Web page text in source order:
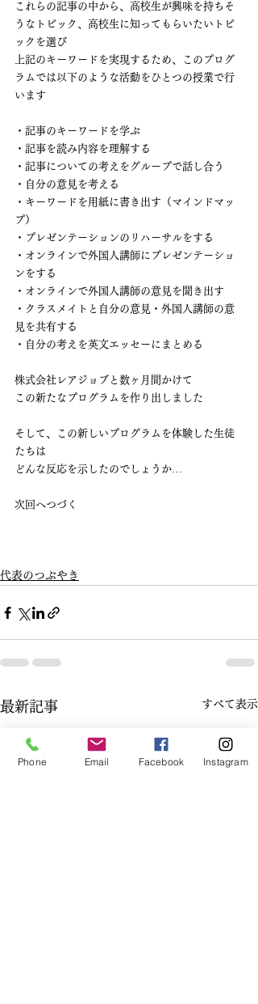
これらの記事の中から、高校生が興味を持ちそ
うなトピック、高校生に知ってもらいたいトピ
ックを選び
上記のキーワードを実現するため、このプログ
ラムでは以下のような活動をひとつの授業で行
います
・記事のキーワードを学ぶ
・記事を読み内容を理解する
・記事についての考えをグループで話し合う
・自分の意見を考える
・キーワードを用紙に書き出す（マインドマッ
プ）
・プレゼンテーションのリハーサルをする
・オンラインで外国人講師にプレゼンテーショ
ンをする
・オンラインで外国人講師の意見を聞き出す
・クラスメイトと自分の意見・外国人講師の意
見を共有する
・自分の考えを英文エッセーにまとめる
株式会社レアジョブと数ヶ月間かけて
この新たなプログラムを作り出しました
そして、この新しいプログラムを体験した生徒
たちは
どんな反応を示したのでしょうか…
次回へつづく
代表のつぶやき
最新記事 すべて表示
Phone Email Facebook Instagram